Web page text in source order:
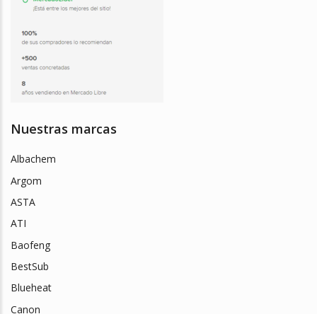
Nuestras marcas
Albachem
Argom
ASTA
ATI
Baofeng
BestSub
Blueheat
Canon